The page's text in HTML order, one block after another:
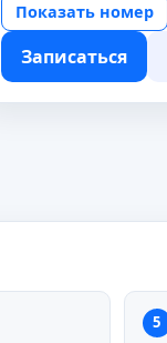
Показать номер
Записаться
5